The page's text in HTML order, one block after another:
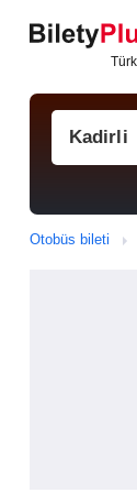
Otobüs bileti